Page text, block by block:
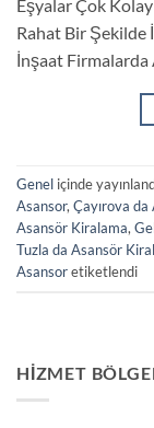
Eşyalar Çok
Rahat Bir Şekilde
İnşaat Firmalarda
Genel içinde
Asansor,Çayırova
Asansör Kiralama,
Tuzla da Asansör
Asansoretiketlendi
HIZMET